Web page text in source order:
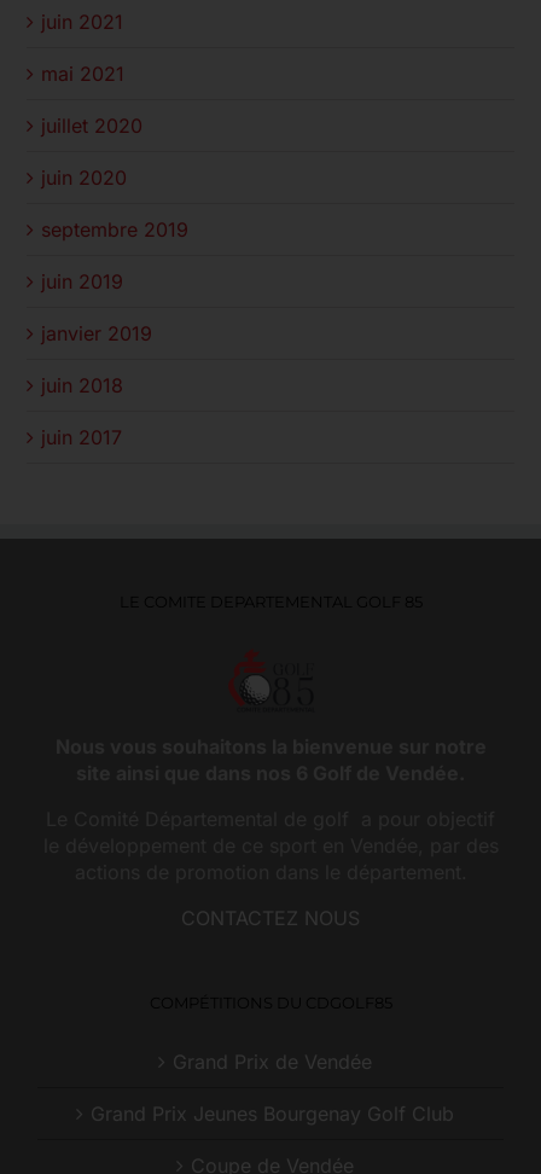
juin 2021
mai 2021
juillet 2020
juin 2020
septembre 2019
juin 2019
janvier 2019
juin 2018
juin 2017
CONTACTEZ NOUS
Grand Prix de Vendée
Grand Prix Jeunes Bourgenay Golf Club
Coupe de Vendée